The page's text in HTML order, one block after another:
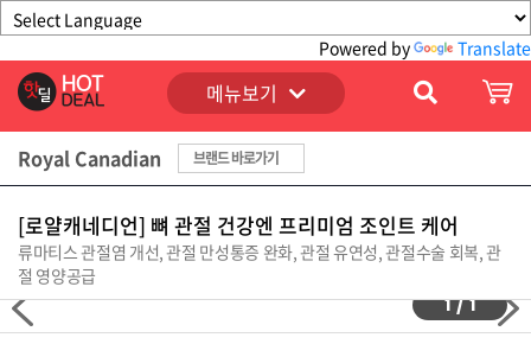
Powered by Translate
메뉴보기
Royal Canadian 브랜드 바로가기
[로얄캐네디언] 뼈 관절 건강엔 프리미엄 조인트 케어
류마티스 관절염 개선, 관절 만성통증 완화, 관절 유연성, 관절수술 회복, 관
절 영양공급
1 / 1